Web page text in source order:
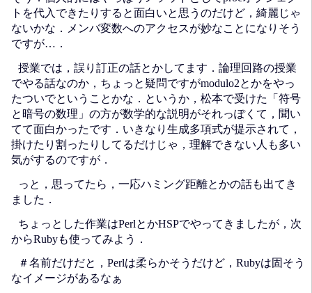
トを代入できたりすると面白いと思うのだけど，綺麗じゃ
ないかな．メンバ変数へのアクセスが妙なことになりそう
ですが…．
授業では，誤り訂正の話とかしてます．論理回路の授業
でやる話なのか，ちょっと疑問ですがmodulo2とかをやっ
たついでということかな．というか，松本で受けた「符号
と暗号の数理」の方が数学的な説明がそれっぽくて，聞い
てて面白かったです．いきなり生成多項式が提示されて，
掛けたり割ったりしてるだけじゃ，理解できない人も多い
気がするのですが．
っと，思ってたら，一応ハミング距離とかの話も出てき
ました．
ちょっとした作業はPerlとかHSPでやってきましたが，次
からRubyも使ってみよう．
＃名前だけだと，Perlは柔らかそうだけど，Rubyは固そう
なイメージがあるなぁ